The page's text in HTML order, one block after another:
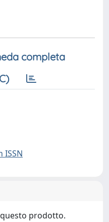
completa
ISSN
prodotto.